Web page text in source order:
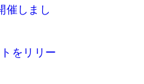
催しまし
をリリー